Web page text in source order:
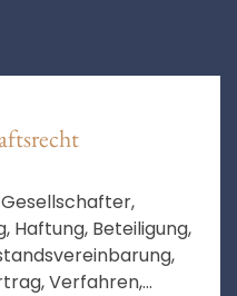
Haftung, Beteiligung,
Verfahren,